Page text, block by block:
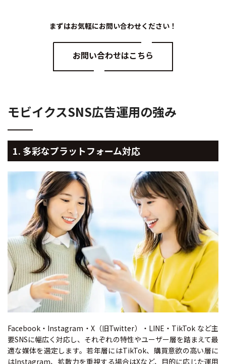
まずはお気軽にお問い合わせください！
お問い合わせはこちら
モビイクスSNS広告運用の強み
1. 多彩なプラットフォーム対応
Facebook・Instagram・X（旧Twitter）・LINE・TikTok など主
要SNSに幅広く対応し、それぞれの特性やユーザー層を踏まえて最
適な媒体を選定します。若年層にはTikTok、購買意欲の高い層に
はInstagram、拡散力を重視する場合はXなど、目的に応じた運用